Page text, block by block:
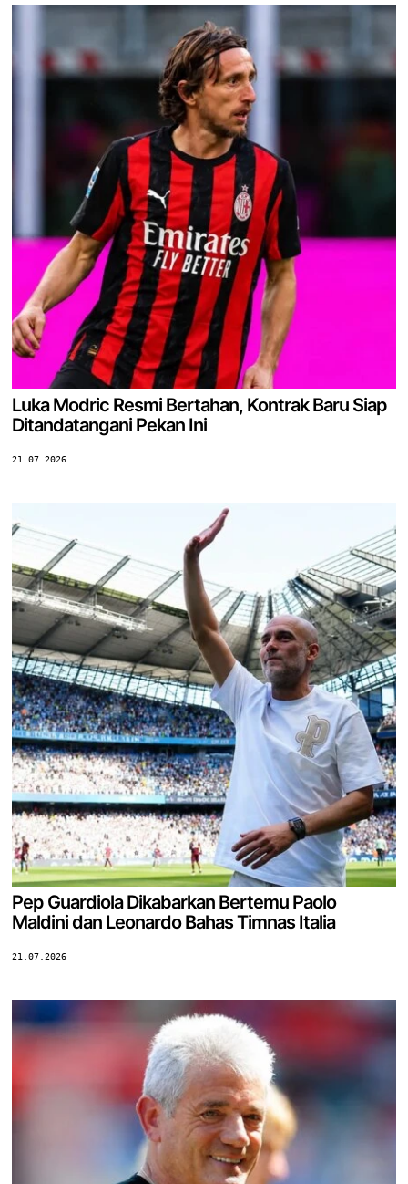
Luka Modric Resmi Bertahan, Kontrak Baru Siap
Ditandatangani Pekan Ini
21.07.2026
Pep Guardiola Dikabarkan Bertemu Paolo
Maldini dan Leonardo Bahas Timnas Italia
21.07.2026